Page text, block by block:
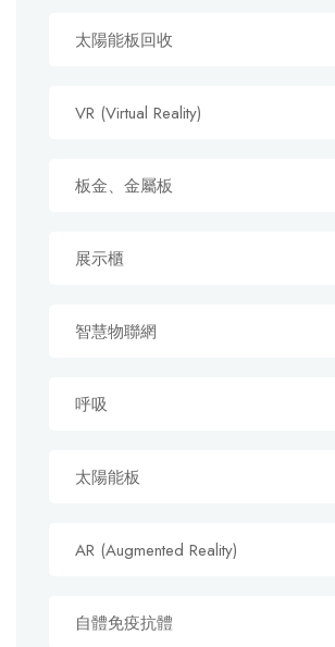
太陽能板回收
VR (Virtual Reality)
板金、金屬板
展示櫃
智慧物聯網
呼吸
太陽能板
AR (Augmented Reality)
自體免疫抗體